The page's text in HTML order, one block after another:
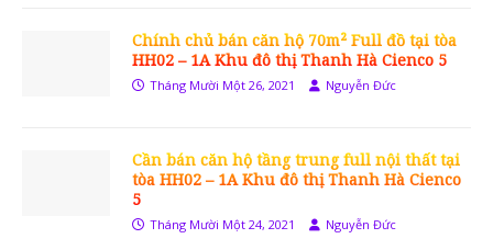
Chính chủ bán căn hộ 70m² Full đồ tại tòa
HH02 – 1A Khu đô thị Thanh Hà Cienco 5
Tháng Mười Một 26, 2021 Nguyễn Đức
Cần bán căn hộ tầng trung full nội thất tại
tòa HH02 – 1A Khu đô thị Thanh Hà Cienco
5
Tháng Mười Một 24, 2021 Nguyễn Đức